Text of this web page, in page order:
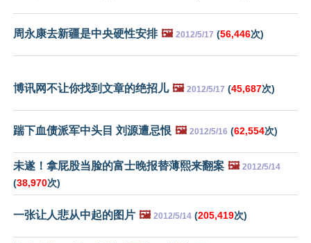
周永康去新疆是中央硬性安排 🖼️ 2012/5/17 (56,446次)
博讯网不让你找到文章的绝招儿 🖼️ 2012/5/17 (45,687次)
踹下血债派军中头目 刘源遭忌恨 🖼️ 2012/5/16 (62,554次)
未遂！拿屁股当脸的富士晚报替薄熙来翻案 🖼️ 2012/5/14
(38,970次)
一张让人悲从中起的图片 🖼️ 2012/5/14 (205,419次)